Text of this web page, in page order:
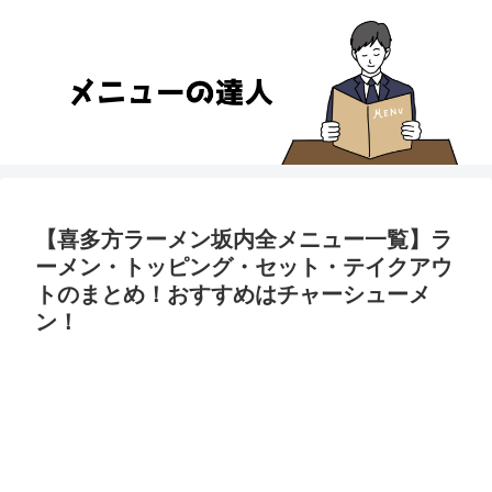
【喜多方ラーメン坂内全メニュー一覧】ラ
ーメン・トッピング・セット・テイクアウ
トのまとめ！おすすめはチャーシューメ
ン！